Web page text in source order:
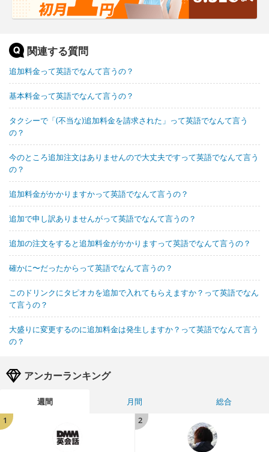
関連する質問
追加料金って英語でなんて言うの？
基本料金って英語でなんて言うの？
タクシーで「(不当な)追加料金を請求された」って英語でなんて言う
の？
今のところ追加注文はありませんので大丈夫ですって英語でなんて言う
の？
追加料金がかかりますかって英語でなんて言うの？
追加で申し訳ありませんがって英語でなんて言うの？
追加の注文をすると追加料金がかかりますって英語でなんて言うの？
確かに〜だったからって英語でなんて言うの？
このドリンクにタピオカを追加で入れてもらえますか？って英語でなん
て言うの？
大盛りに変更するのに追加料金は発生しますか？って英語でなんて言う
の？
アンカーランキング
週間 月間
総合
1
2